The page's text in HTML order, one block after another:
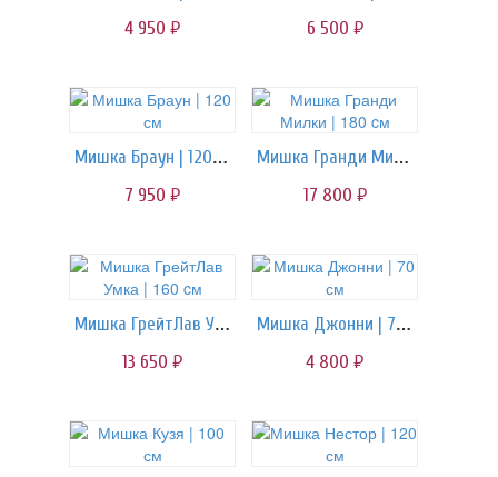
4 950 руб. 6 500 руб.
Мишка Браун | 120 см
7 950 руб.
Мишка Гранди Милки | 180 cм
17 800 руб.
Мишка ГрейтЛав Умка | 160 cм
13 650 руб.
Мишка Джонни | 70 см
4 800 руб.